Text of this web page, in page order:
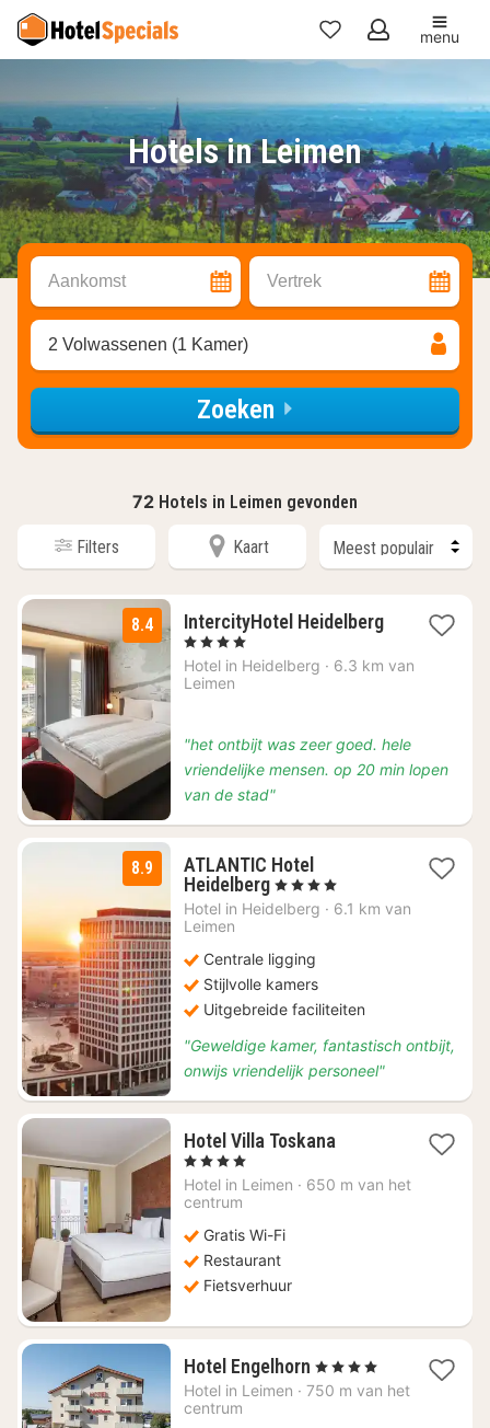
Mijn
menu
Hotels in Leimen
Aankomst Vertrek
2 Volwassenen (1 Kamer)
Zoeken
72 Hotels in Leimen gevonden
Filters Kaart
8.4 IntercityHotel Heidelberg1
vanaf
, 4 Sterren
Hotel in Heidelberg · 6.3 km van
Leimen
"het ontbijt was zeer goed. hele
vriendelijke mensen. op 20 min lopen
van de stad"
8.9
ATLANTIC Hotel
Heidelberg1
nacht
vanaf
134
, 4 Sterren
Hotel in Heidelberg · 6.1 km van
Leimen
Centrale ligging
Stijlvolle kamers
Uitgebreide faciliteiten
"Geweldige kamer, fantastisch ontbijt,
onwijs vriendelijk personeel"
Hotel Villa Toskana1
vanaf
, 4 Sterren
Hotel in Leimen · 650 m van het
centrum
Gratis Wi-Fi
Restaurant
Fietsverhuur
Hotel Engelhorn 1
nacht
, 4 Sterren
Hotel in Leimen · 750 m van het
centrum